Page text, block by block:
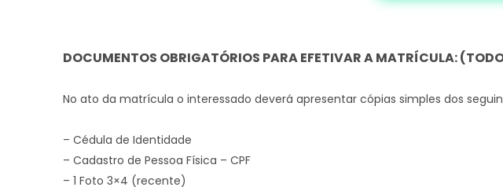
DOCUMENTOS OBRIGATÓRIOS PARA EFETIVAR A MATRÍCULA:
No ato da matrícula o interessado deverá apresentar cópias simples dos
– Cédula de Identidade
– Cadastro de Pessoa Física – CPF
– 1 Foto 3×4 (recente)